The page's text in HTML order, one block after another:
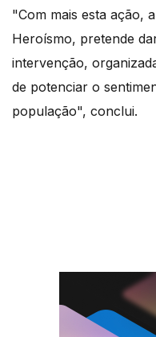
"Com mais esta ação,
Heroísmo, pretende
intervenção,
de potenciar o
população", conclui.